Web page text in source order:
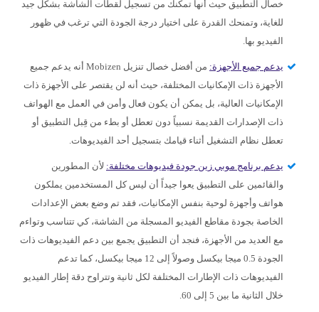
خصال التطبيق حيث أنها تمكنك من تسجيل لقطات الشاشة بشكل جيد
للغاية، وتمنحك القدرة على اختيار درجة الجودة التي ترغب في ظهور
الفيديو بها.
يدعم جميع الأجهزة:
من أفضل خصال تنزيل Mobizen أنه يدعم جميع
الأجهزة ذات الإمكانيات المختلفة، حيث أنه لن يقتصر على الأجهزة ذات
الإمكانيات العالية، بل يمكن أن يكون فعال وأمن في العمل مع الهواتف
ذات الإصدارات القديمة نسبياً دون تعطل أو بطء من قِبل التطبيق أو
تعطل نظام التشغيل أثناء قيامك بتسجيل أحد الفيديوهات.
يدعم برنامج موبي زين جودة فيديوهات مختلفة: لأن المطورين
والقائمين على التطبيق يعوا جيداً أن ليس كل المستخدمين يملكون
هواتف وأجهزة لوحية بنفس الإمكانيات، فقد تم وضع بعض الإعدادات
الخاصة بجودة مقاطع الفيديو المسجلة من الشاشة، كي تتناسب وتواءم
مع العديد من الأجهزة، فنجد أن التطبيق يجمع بين دعم الفيديوهات ذات
الجودة 0.5 ميجا بيكسل وصولاً إلى 12 ميجا بيكسل، كما تدعم
الفيديوهات ذات الإطارات المختلفة لكل ثانية وتتراوح دقة إطار الفيديو
خلال الثانية ما بين 5 إلى 60.